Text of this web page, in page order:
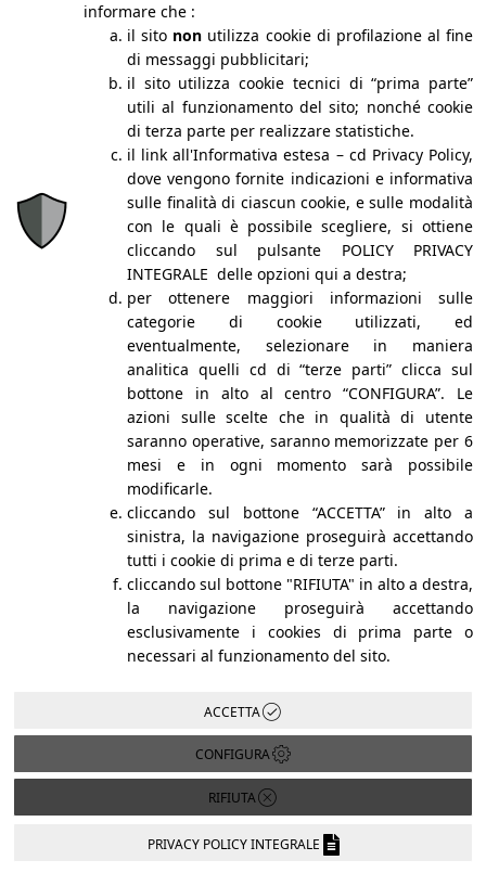
Ep.12 Stagione 2 - Dietro le quinte
di Settimo Piano: il Back Office -
Activation Marketing
Ep.11 Stagione 2 - Mano nella
mano - Activation Marketing
Ep.10 Stagione 2 - L'età è solo un
Activation Marketing
informare che :
il sito non utilizza cookie di profilazione al fine
di messaggi pubblicitari;
il sito utilizza cookie tecnici di “prima parte”
utili al funzionamento del sito; nonché cookie
di terza parte per realizzare statistiche.
il link all'Informativa estesa – cd Privacy Policy,
dove vengono fornite indicazioni e informativa
sulle finalità di ciascun cookie, e sulle modalità
con le quali è possibile scegliere, si ottiene
cliccando sul pulsante POLICY PRIVACY
INTEGRALE delle opzioni qui a destra;
per ottenere maggiori informazioni sulle
categorie di cookie utilizzati, ed
eventualmente, selezionare in maniera
analitica quelli cd di “terze parti” clicca sul
bottone in alto al centro “CONFIGURA”. Le
azioni sulle scelte che in qualità di utente
saranno operative, saranno memorizzate per 6
mesi e in ogni momento sarà possibile
modificarle.
cliccando sul bottone “ACCETTA” in alto a
sinistra, la navigazione proseguirà accettando
tutti i cookie di prima e di terze parti.
cliccando sul bottone "RIFIUTA" in alto a destra,
la navigazione proseguirà accettando
esclusivamente i cookies di prima parte o
necessari al funzionamento del sito.
ACCETTA
CONFIGURA
RIFIUTA
PRIVACY POLICY INTEGRALE